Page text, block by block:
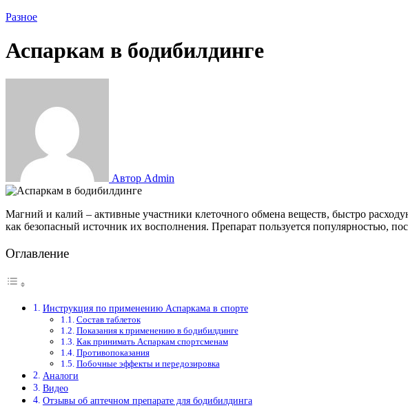
Разное
Аспаркам в бодибилдинге
Автор Admin
Магний и калий – активные участники клеточного обмена веществ, быстро расходующиеся по ходу изнурительных спортивных тренировок. В бодибилдинге Аспаркам применяется широко
как безопасный источник их восполнения. Препарат пользуется популярностью,
Оглавление
Инструкция по применению Аспаркама в спорте
Состав таблеток
Показания к применению в бодибилдинге
Как принимать Аспаркам спортсменам
Противопоказания
Побочные эффекты и передозировка
Аналоги
Видео
Отзывы об аптечном препарате для бодибилдинга